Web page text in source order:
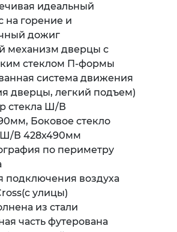
идеальный
на горение и
дожиг
механизм дверцы с
стеклом П-формы
система движения
дверцы, легкий подъем)
стекла Ш/В
Боковое стекло
Ш/В 428x490мм
по периметру
подключения воздуха
улицы)
из стали
часть футерована